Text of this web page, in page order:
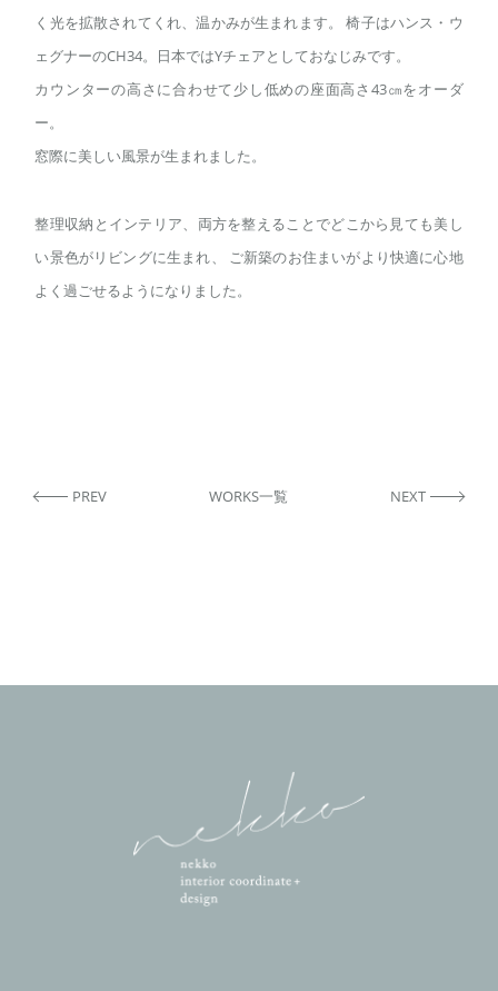
く光を拡散されてくれ、温かみが生まれます。 椅子はハンス・ウ
ェグナーのCH34。日本ではYチェアとしておなじみです。
カウンターの高さに合わせて少し低めの座面高さ43㎝をオーダ
ー。
窓際に美しい風景が生まれました。
整理収納とインテリア、両方を整えることでどこから見ても美し
い景色がリビングに生まれ、 ご新築のお住まいがより快適に心地
よく過ごせるようになりました。
PREV NEXT
WORKS一覧